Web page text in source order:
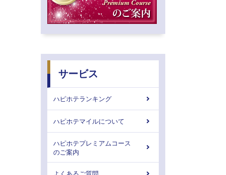
サービス
ハピホテランキング
ハピホテマイルについて
ハピホテプレミアムコース
のご案内